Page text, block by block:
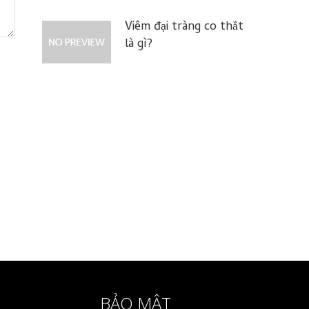
Viêm đại tràng co thắt
là gì?
BẢO MẬT